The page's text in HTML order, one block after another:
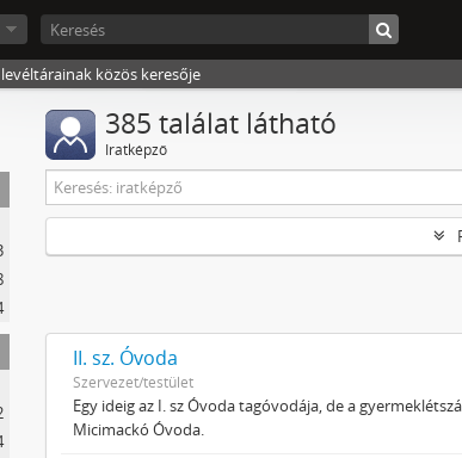
közös keresője
385 találat látható
Iratképző
II. sz. Óvoda
Szervezet/testület
Egy ideig az I. sz Óvoda tagóvodája, de a
Micimackó Óvoda.